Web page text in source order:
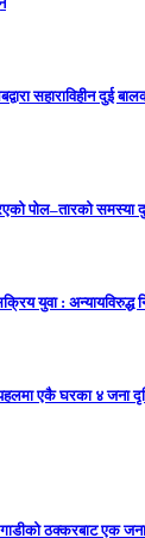
सहाराविहीन दुई
पोल–तारको समस्या
युवा : अन्यायविरुद्ध
एकै घरका ४ जना
ठक्करबाट एक